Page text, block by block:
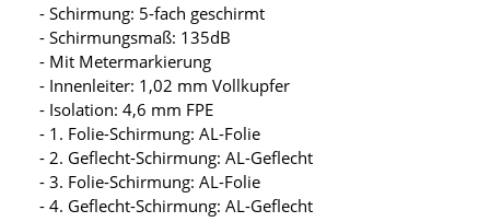
- Schirmung: 5-fach geschirmt
- Schirmungsmaß: 135dB
- Mit Metermarkierung
- Innenleiter: 1,02 mm Vollkupfer
- Isolation: 4,6 mm FPE
- 1. Folie-Schirmung: AL-Folie
- 2. Geflecht-Schirmung: AL-Geflecht
- 3. Folie-Schirmung: AL-Folie
- 4. Geflecht-Schirmung: AL-Geflecht